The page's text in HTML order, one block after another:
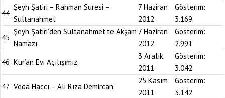
44
Şeyh Şatiri – Rahman Suresi –
Sultanahmet
7 Haziran
2012
Gösterim:
3.169
45
Şeyh Şatiri’den Sultanahmet’te Akşam
Namazı
7 Haziran
2012
Gösterim:
2.991
46 Kur’an Evi Açılışımız
3 Aralık
2011
Gösterim:
3.042
47 Veda Haccı – Ali Rıza Demircan
25 Kasım
2011
Gösterim:
3.142